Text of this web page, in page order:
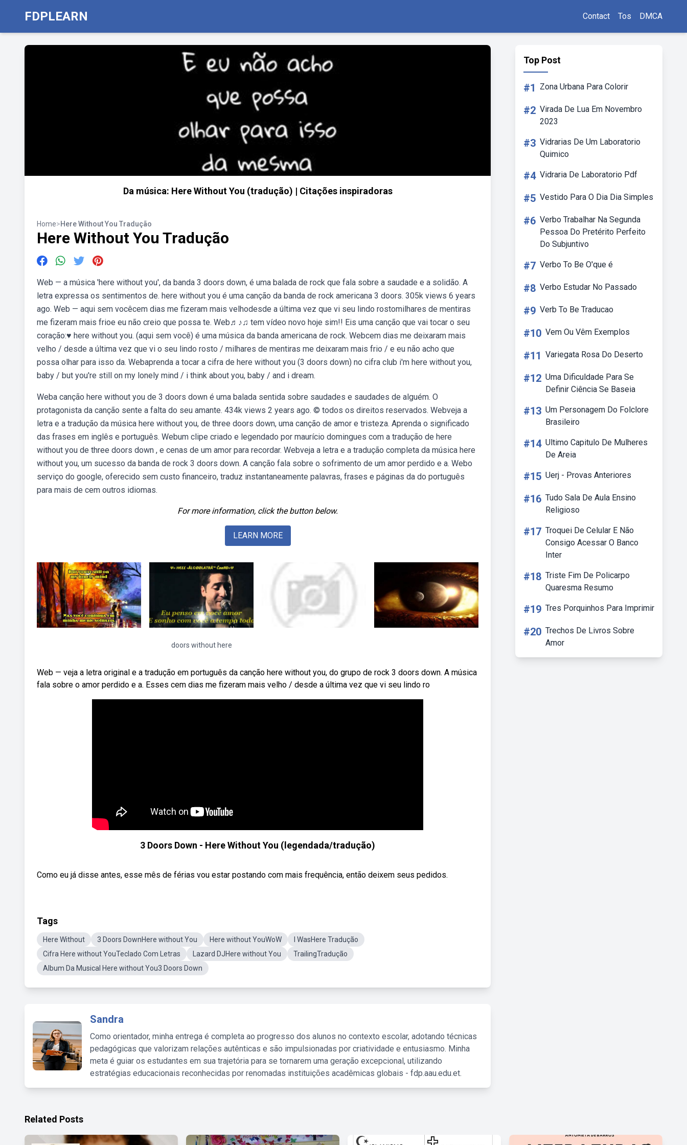
FDPLEARN Contact Tos DMCA
Da música: Here Without You (tradução) | Citações inspiradoras
Home>Here Without You Tradução
Here Without You Tradução
Web — a música 'here without you', da banda 3 doors down, é uma balada de rock que fala sobre a saudade e a solidão. A
letra expressa os sentimentos de. here without you é uma canção da banda de rock americana 3 doors. 305k views 6 years
ago. Web — aqui sem vocêcem dias me fizeram mais velhodesde a última vez que vi seu lindo rostomilhares de mentiras
me fizeram mais frioe eu não creio que possa te. Web♬♪♫ tem vídeo novo hoje sim!! Eis uma canção que vai tocar o seu
coração:♥ here without you. (aqui sem você) é uma música da banda americana de rock. Webcem dias me deixaram mais
velho / desde a última vez que vi o seu lindo rosto / milhares de mentiras me deixaram mais frio / e eu não acho que
possa olhar para isso da. Webaprenda a tocar a cifra de here without you (3 doors down) no cifra club i'm here without you,
baby / but you're still on my lonely mind / i think about you, baby / and i dream.
Weba canção here without you de 3 doors down é uma balada sentida sobre saudades e saudades de alguém. O
protagonista da canção sente a falta do seu amante. 434k views 2 years ago. © todos os direitos reservados. Webveja a
letra e a tradução da música here without you, de three doors down, uma canção de amor e tristeza. Aprenda o significado
das frases em inglês e português. Webum clipe criado e legendado por maurício domingues com a tradução de here
without you de three doors down , e cenas de um amor para recordar. Webveja a letra e a tradução completa da música here
without you, um sucesso da banda de rock 3 doors down. A canção fala sobre o sofrimento de um amor perdido e a. Webo
serviço do google, oferecido sem custo financeiro, traduz instantaneamente palavras, frases e páginas da do português
para mais de cem outros idiomas.
For more information, click the button below.
LEARN MORE
doors without here
Web — veja a letra original e a tradução em português da canção here without you, do grupo de rock 3 doors down. A música
fala sobre o amor perdido e a. Esses cem dias me fizeram mais velho / desde a última vez que vi seu lindo ro
3 Doors Down - Here Without You (legendada/tradução)
Como eu já disse antes, esse mês de férias vou estar postando com mais frequência, então deixem seus pedidos.
Tags
Here Without 3 Doors DownHere without You Here without YouWoW
I WasHere Tradução
Cifra Here without YouTeclado Com Letras
Lazard DJHere without You
TrailingTradução
Album Da Musical Here without You3 Doors Down
Sandra
Como orientador, minha entrega é completa ao progresso dos alunos no contexto escolar, adotando técnicas
pedagógicas que valorizam relações autênticas e são impulsionadas por criatividade e entusiasmo. Minha
meta é guiar os estudantes em sua trajetória para se tornarem uma geração excepcional, utilizando
estratégias educacionais reconhecidas por renomadas instituições acadêmicas globais - fdp.aau.edu.et.
Top Post
#1 Zona Urbana Para Colorir
#2 Virada De Lua Em Novembro
2023
#3 Vidrarias De Um Laboratorio
Quimico
#4 Vidraria De Laboratorio Pdf
#5 Vestido Para O Dia Dia Simples
#6 Verbo Trabalhar Na Segunda
Pessoa Do Pretérito Perfeito
Do Subjuntivo
#7 Verbo To Be O'que é
#8 Verbo Estudar No Passado
#9 Verb To Be Traducao
#10 Vem Ou Vêm Exemplos
#11 Variegata Rosa Do Deserto
#12 Uma Dificuldade Para Se
Definir Ciência Se Baseia
#13 Um Personagem Do Folclore
Brasileiro
#14 Ultimo Capitulo De Mulheres
De Areia
#15 Uerj - Provas Anteriores
#16 Tudo Sala De Aula Ensino
Religioso
#17 Troquei De Celular E Não
Consigo Acessar O Banco
Inter
#18 Triste Fim De Policarpo
Quaresma Resumo
#19 Tres Porquinhos Para Imprimir
#20 Trechos De Livros Sobre
Amor
Related Posts